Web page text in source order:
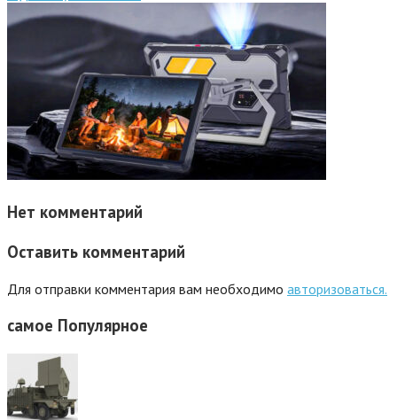
Нет комментарий
Оставить комментарий
Для отправки комментария вам необходимо авторизоваться.
самое Популярное